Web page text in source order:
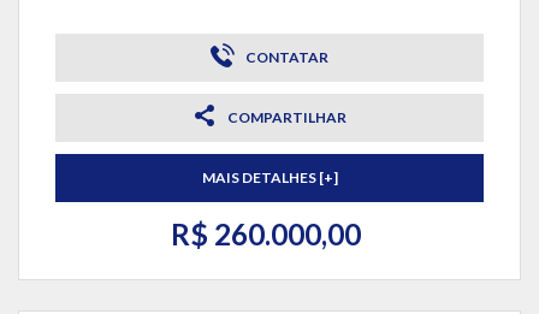
CONTATAR
COMPARTILHAR
MAIS DETALHES [+]
R$ 260.000,00